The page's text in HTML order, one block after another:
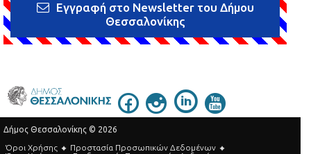
Εγγραφή στο Newsletter του Δήμου
Θεσσαλονίκης
Δήμος Θεσσαλονίκης © 2026
Όροι Χρήσης
Προστασία Προσωπικών Δεδομένων